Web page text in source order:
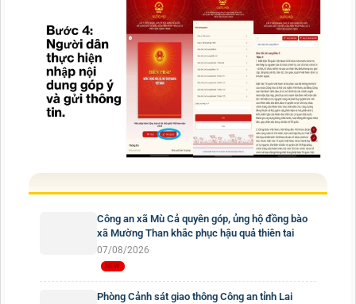
Công an xã Mù Cả quyên góp, ủng hộ đồng bào
xã Mường Than khắc phục hậu quả thiên tai
07/08/2026
Phòng Cảnh sát giao thông Công an tỉnh Lai